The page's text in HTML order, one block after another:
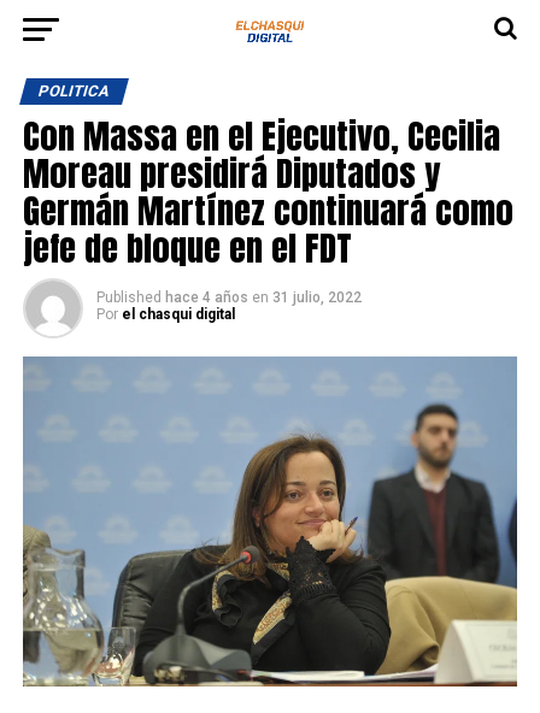
POLITICA
Con Massa en el Ejecutivo, Cecilia
Moreau presidirá Diputados y
Germán Martínez continuará como
jefe de bloque en el FDT
Published hace 4 años en 31 julio, 2022
Por el chasqui digital